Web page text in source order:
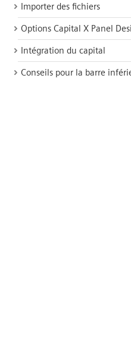
Importer des fichiers
Options Capital X Panel
Intégration du capital
Conseils pour la barre